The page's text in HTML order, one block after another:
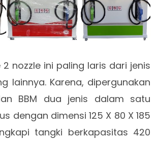
nozzle ini paling laris dari jenis
lainnya. Karena, dipergunakan
BBM dua jenis dalam satu
dengan dimensi 125 X 80 X 185
tangki berkapasitas 420